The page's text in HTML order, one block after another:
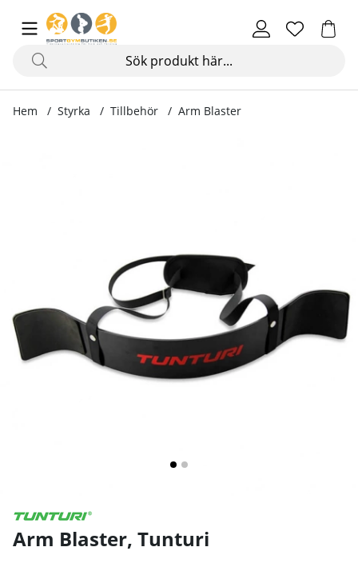
Hem Styrka Tillbehör Arm Blaster
Arm Blaster, Tunturi